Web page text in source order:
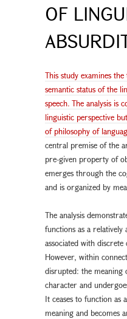
OF
This study examines
semantic status of the
speech. The analysis is
linguistic perspective
of philosophy of
central premise of the
pre-given property of
emerges through the
and is organized by
The analysis
functions as a
associated with
However, within
disrupted: the meaning
character and
It ceases to function as
meaning and becomes